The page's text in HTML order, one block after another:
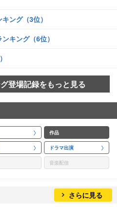
ング（3位）
キング（6位）
登場記録をもっと見る
作品
ドラマ出演
音楽配信
さらに見る